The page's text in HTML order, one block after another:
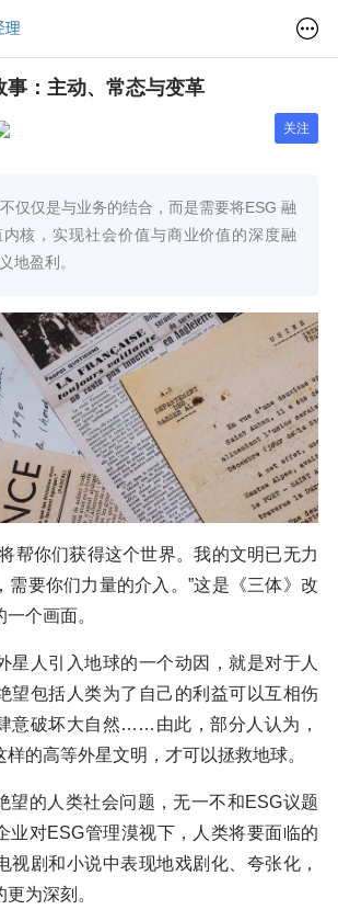
事：主动、常态与变革
关注
仅仅是与业务的结合，而是需要将ESG 融
内核，实现社会价值与商业价值的深度融
地盈利。
帮你们获得这个世界。我的文明已无力
需要你们力量的介入。”这是《三体》改
个画面。
星人引入地球的一个动因，就是对于人
望包括人类为了自己的利益可以互相伤
意破坏大自然……由此，部分人认为，
样的高等外星文明，才可以拯救地球。
望的人类社会问题，无一不和ESG议题
业对ESG管理漠视下，人类将要面临的
视剧和小说中表现地戏剧化、夸张化，
为深刻。